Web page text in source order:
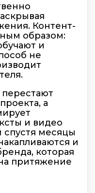
Контент-
образом:
и
не
а
и видео
спустя месяцы
и
которая
притяжение